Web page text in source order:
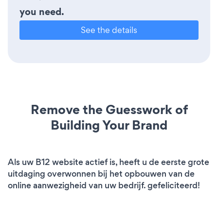
you need.
See the details
Remove the Guesswork of
Building Your Brand
Als uw B12 website actief is, heeft u de eerste grote
uitdaging overwonnen bij het opbouwen van de
online aanwezigheid van uw bedrijf. gefeliciteerd!